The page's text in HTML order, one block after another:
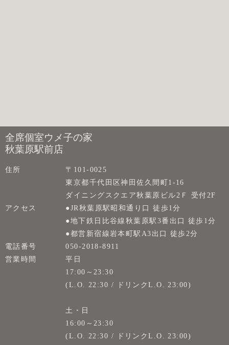
全席個室ウメ子の家
秋葉原駅前店
住所
〒101-0025
東京都千代田区神田佐久間町1-16
ダイニングスクエア秋葉原ビル2Ｆ 受付2F
アクセス
●JR秋葉原駅昭和通り口 徒歩1分
●地下鉄日比谷線秋葉原駅3番出口 徒歩1分
●都営新宿線岩本町駅A3出口 徒歩2分
電話番号
050-2018-8911
営業時間
平日
17:00～23:30
(L.O. 22:30 / ドリンクL.O. 23:00)
土・日
16:00～23:30
(L.O. 22:30 / ドリンクL.O. 23:00)